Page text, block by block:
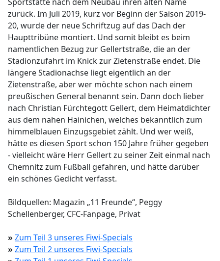
zurück. Im Juli 2019, kurz vor Beginn der Saison 2019-
20, wurde der neue Schriftzug auf das Dach der
Haupttribüne montiert. Und somit bleibt es beim
namentlichen Bezug zur Gellertstraße, die an der
Stadionzufahrt im Knick zur Zietenstraße endet. Die
längere Stadionachse liegt eigentlich an der
Zietenstraße, aber wer möchte schon nach einem
preußischen General benannt sein. Dann doch lieber
nach Christian Fürchtegott Gellert, dem Heimatdichter
aus dem nahen Hainichen, welches bekanntlich zum
himmelblauen Einzugsgebiet zählt. Und wer weiß,
hätte es diesen Sport schon 150 Jahre früher gegeben
- vielleicht wäre Herr Gellert zu seiner Zeit einmal nach
Chemnitz zum Fußball gefahren, und hätte darüber
ein schönes Gedicht verfasst.
Bildquellen: Magazin „11 Freunde“, Peggy
Schellenberger, CFC-Fanpage, Privat
» Zum Teil 3 unseres Fiwi-Specials
» Zum Teil 2 unseres Fiwi-Specials